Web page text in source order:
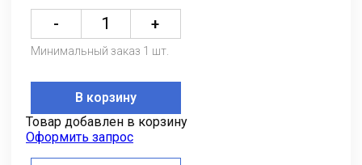
- +
Минимальный заказ 1 шт.
В корзину
Товар добавлен в корзину
Оформить запрос